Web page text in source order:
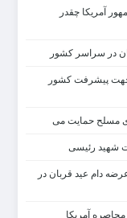
آمریکا چقدر
در سراسر کشور
جهت پیشرفت کشور
مسلح حمایت می
شهید رئیسی
دام عید قربان در
آمریکا